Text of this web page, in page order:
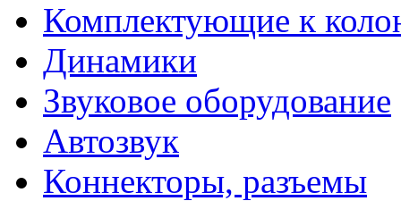
Комплектующие к
Динамики
Звуковое оборудование
Автозвук
Коннекторы, разъемы